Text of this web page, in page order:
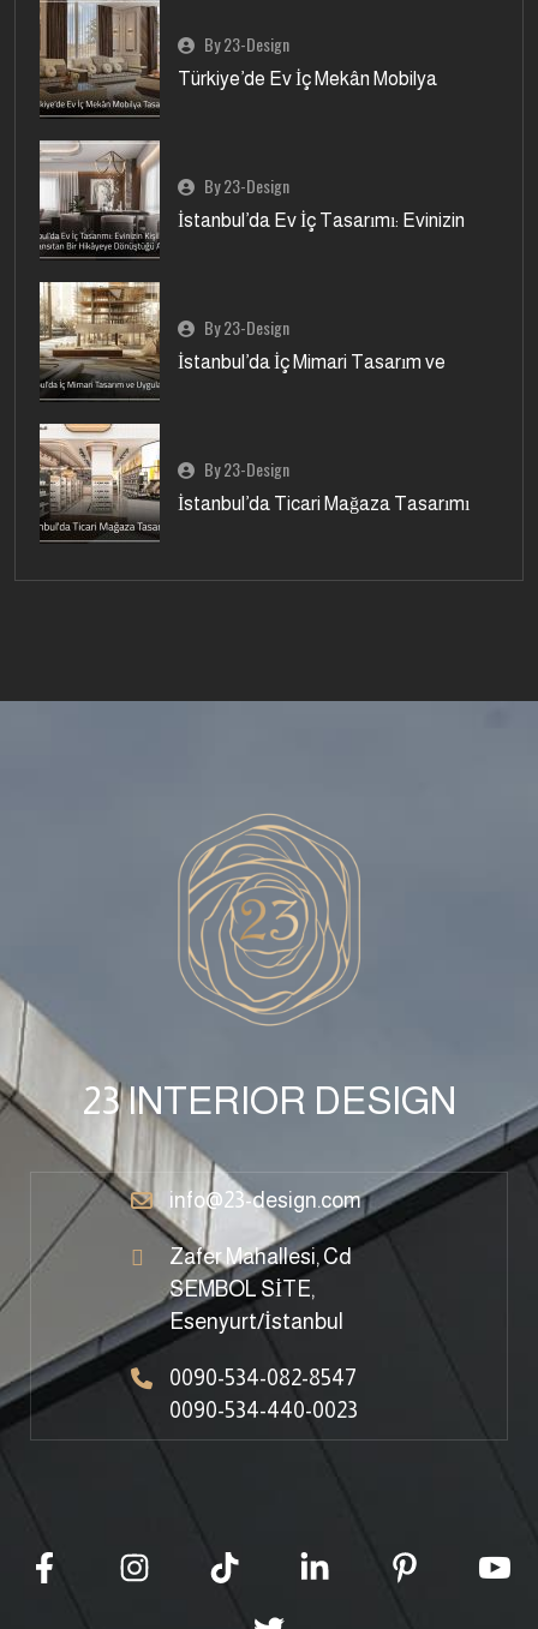
By 23-Design
Türkiye’de Ev İç Mekân Mobilya
By 23-Design
İstanbul’da Ev İç Tasarımı: Evinizin
By 23-Design
İstanbul’da İç Mimari Tasarım ve
By 23-Design
İstanbul’da Ticari Mağaza Tasarımı
23 INTERIOR DESIGN
info@23-design.com
0090-534-082-8547
0090-534-440-0023
Zafer Mahallesi, Cd
SEMBOL SİTE,
Esenyurt/İstanbul